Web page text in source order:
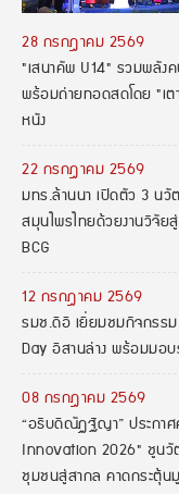
28 กรกฎาคม 2569
"เสนาคัพ U14" รวมพลังค
พร้อมถ่ายทอดสดโดย "เต
หนัง
22 กรกฎาคม 2569
มทร.ล้านนา เปิดตัว 3 นวั
สมุนไพรไทยด้วยงานวิจัย
BCG
12 กรกฎาคม 2569
รมช.ดีอี เยี่ยมชมกิจกรร
Day อีสานล่าง พร้อมมอ
08 กรกฎาคม 2569
“อธิบดีณัฏฐิญา” ประกาศ
Innovation 2026" ชูน
ชุมชนสู่สากล คาดกระตุ้น